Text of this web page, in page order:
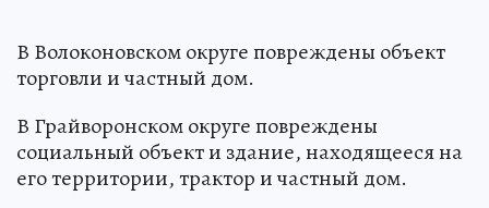
В Волоконовском округе повреждены объект
торговли и частный дом.
В Грайворонском округе повреждены
социальный объект и здание, находящееся на
его территории, трактор и частный дом.